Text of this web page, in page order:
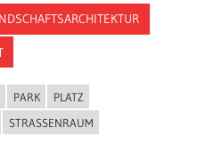
PARK
PLATZ
STRASSENRAUM